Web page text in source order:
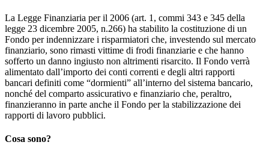
La Legge Finanziaria per il 2006 (art. 1, commi 343 e 345 della
legge 23 dicembre 2005, n.266) ha stabilito la costituzione di un
Fondo per indennizzare i risparmiatori che, investendo sul mercato
finanziario, sono rimasti vittime di frodi finanziarie e che hanno
sofferto un danno ingiusto non altrimenti risarcito. Il Fondo verrà
alimentato dall’importo dei conti correnti e degli altri rapporti
bancari definiti come “dormienti” all’interno del sistema bancario,
nonché del comparto assicurativo e finanziario che, peraltro,
finanzieranno in parte anche il Fondo per la stabilizzazione dei
rapporti di lavoro pubblici.
Cosa sono?